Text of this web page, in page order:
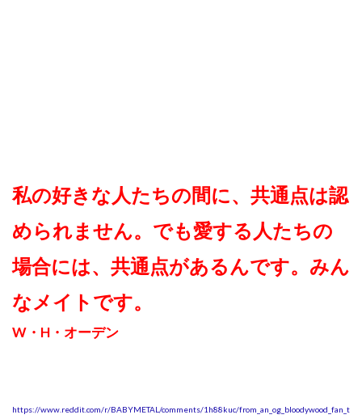
私の好きな人たちの間に、共通点は認
められません。でも愛する人たちの
場合には、共通点があるんです。みん
なメイトです。
W・H・オーデン
https://www.reddit.com/r/BABYMETAL/comments/1h88kuc/from_an_og_bloodywood_fan_t